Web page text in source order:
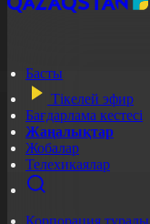
Басты
Тікелей эфир
Бағдарлама кестесі
Жаңалықтар
Жобалар
Телехикаялар
Корпорация туралы